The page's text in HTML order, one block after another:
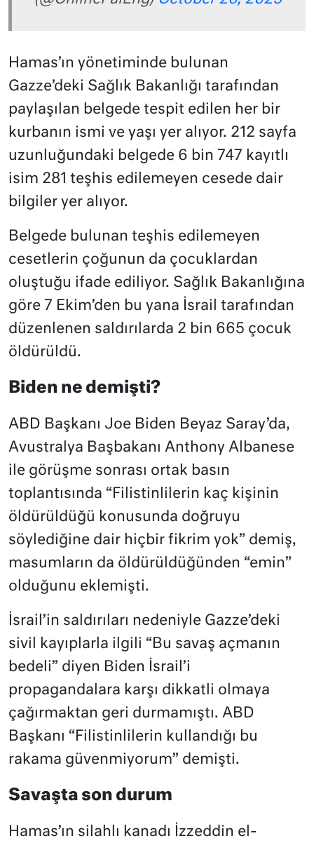
Hamas’ın yönetiminde bulunan
Gazze’deki Sağlık Bakanlığı tarafından
paylaşılan belgede tespit edilen her bir
kurbanın ismi ve yaşı yer alıyor. 212 sayfa
uzunluğundaki belgede 6 bin 747 kayıtlı
isim 281 teşhis edilemeyen cesede dair
bilgiler yer alıyor.
Belgede bulunan teşhis edilemeyen
cesetlerin çoğunun da çocuklardan
oluştuğu ifade ediliyor. Sağlık Bakanlığına
göre 7 Ekim’den bu yana İsrail tarafından
düzenlenen saldırılarda 2 bin 665 çocuk
öldürüldü.
Biden ne demişti?
ABD Başkanı Joe Biden Beyaz Saray’da,
Avustralya Başbakanı Anthony Albanese
ile görüşme sonrası ortak basın
toplantısında “Filistinlilerin kaç kişinin
öldürüldüğü konusunda doğruyu
söylediğine dair hiçbir fikrim yok” demiş,
masumların da öldürüldüğünden “emin”
olduğunu eklemişti.
İsrail’in saldırıları nedeniyle Gazze’deki
sivil kayıplarla ilgili “Bu savaş açmanın
bedeli” diyen Biden İsrail’i
propagandalara karşı dikkatli olmaya
çağırmaktan geri durmamıştı. ABD
Başkanı “Filistinlilerin kullandığı bu
rakama güvenmiyorum” demişti.
Savaşta son durum
Hamas’ın silahlı kanadı İzzeddin el-